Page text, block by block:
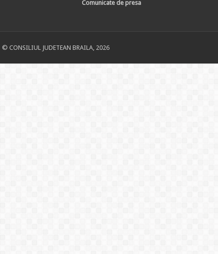
Comunicate de presa
© CONSILIUL JUDETEAN BRAILA, 2026